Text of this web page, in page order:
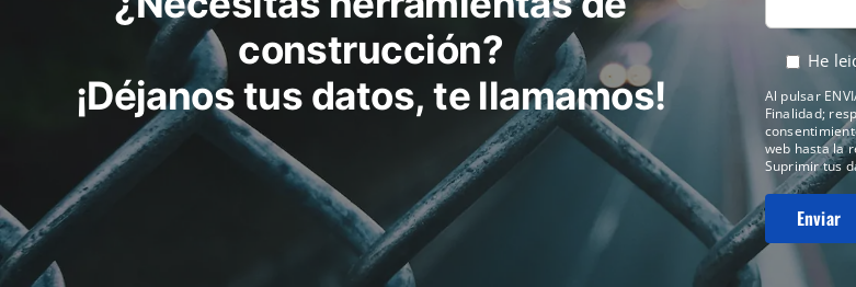
construcción?
¡Déjanos tus datos, te llamamos!
He
Al pulsar
Finalidad;
web hasta la
Suprimir tus